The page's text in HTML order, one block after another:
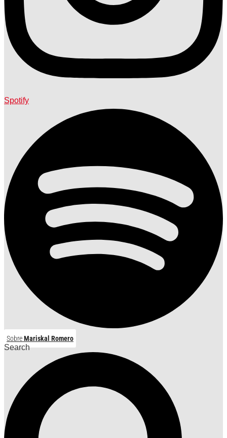
Spotify
SobreMariskal Romero
Search